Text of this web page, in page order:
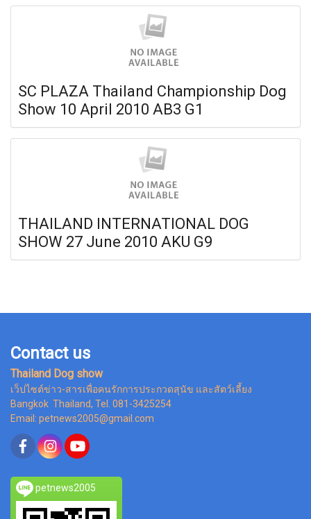
SC PLAZA Thailand Championship Dog
Show 10 April 2010 AB3 G1
THAILAND INTERNATIONAL DOG
SHOW 27 June 2010 AKU G9
Contact us
Thailand Dog show
เว็ปไซต์ข่าว-สารเพื่อคนรักการประกวดสุนัข และสัตว์เลี้ยง
Bangkok Thailand, Tel. 081-3425254
Email: petnews2005@gmail.com
petnews2005